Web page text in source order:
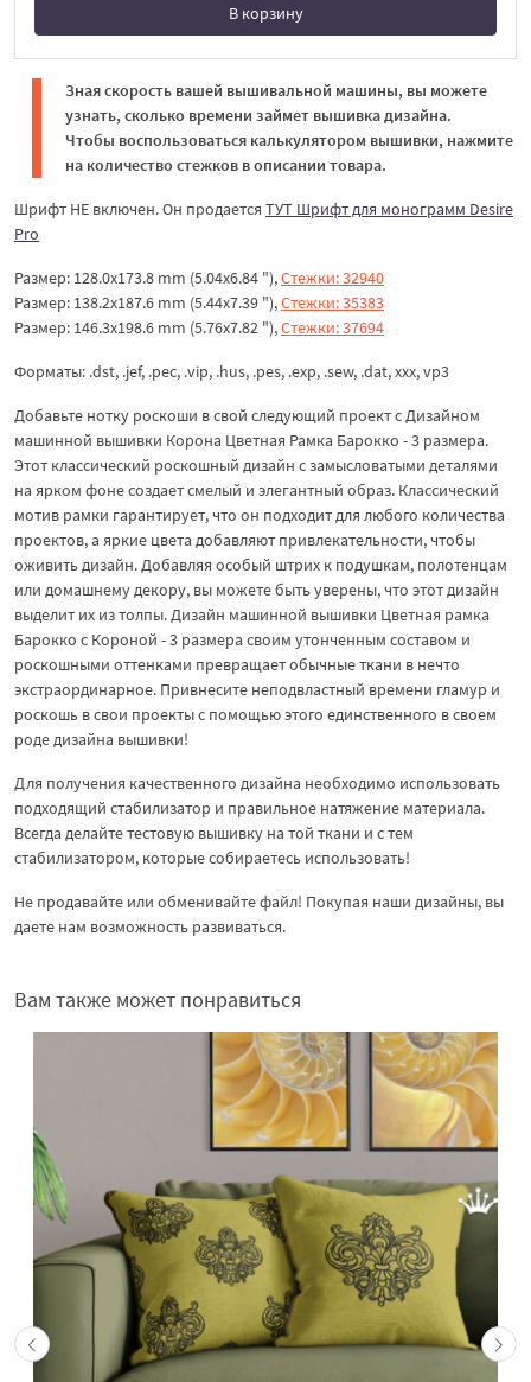
В корзину
В корзине
Зная скорость вашей вышивальной машины, вы можете
узнать, сколько времени займет вышивка дизайна.
Чтобы воспользоваться калькулятором вышивки, нажмите
на количество стежков в описании товара.
Шрифт НЕ включен. Он продается ТУТ Шрифт для монограмм Desire
Pro
Размер: 128.0x173.8 mm (5.04x6.84 "),Стежки: 32940
Размер: 138.2x187.6 mm (5.44x7.39 "),Стежки: 35383
Размер: 146.3x198.6 mm (5.76x7.82 "),Стежки: 37694
Форматы: .dst, .jef, .pec, .vip, .hus, .pes, .exp, .sew, .dat, xxx, vp3
Добавьте нотку роскоши в свой следующий проект с Дизайном
машинной вышивки Корона Цветная Рамка Барокко - 3 размера.
Этот классический роскошный дизайн с замысловатыми деталями
на ярком фоне создает смелый и элегантный образ. Классический
мотив рамки гарантирует, что он подходит для любого количества
проектов, а яркие цвета добавляют привлекательности, чтобы
оживить дизайн. Добавляя особый штрих к подушкам, полотенцам
или домашнему декору, вы можете быть уверены, что этот дизайн
выделит их из толпы. Дизайн машинной вышивки Цветная рамка
Барокко с Короной - 3 размера своим утонченным составом и
роскошными оттенками превращает обычные ткани в нечто
экстраординарное. Привнесите неподвластный времени гламур и
роскошь в свои проекты с помощью этого единственного в своем
роде дизайна вышивки!
Для получения качественного дизайна необходимо использовать
подходящий стабилизатор и правильное натяжение материала.
Всегда делайте тестовую вышивку на той ткани и с тем
стабилизатором, которые собираетесь использовать!
Не продавайте или обменивайте файл! Покупая наши дизайны, вы
даете нам возможность развиваться.
Вам также может понравиться